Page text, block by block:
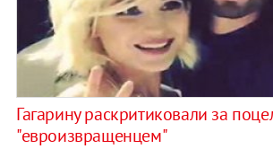
Гагарину раскритиковали за
"евроизвращенцем"